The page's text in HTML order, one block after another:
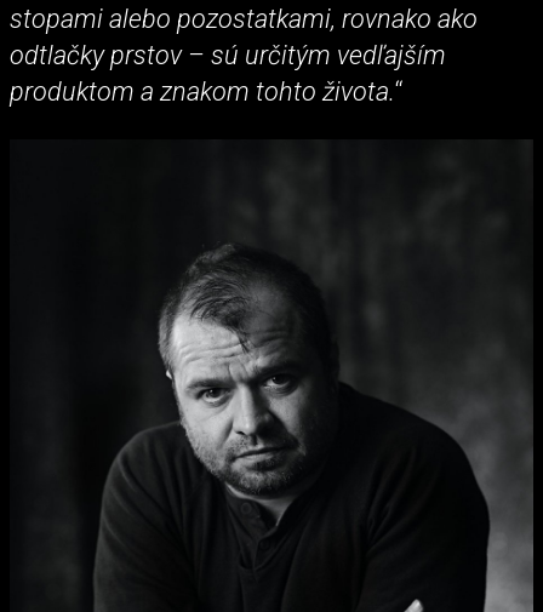
stopami alebo pozostatkami, rovnako ako
odtlačky prstov – sú určitým vedľajším
produktom a znakom tohto života.“